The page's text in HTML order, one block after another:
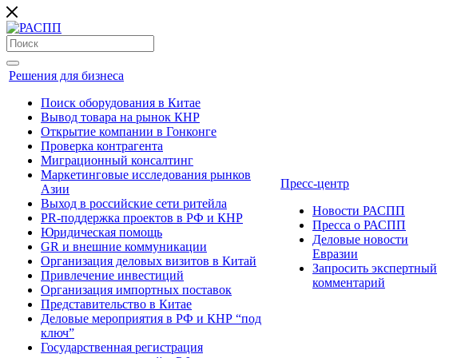
Решения для бизнеса
Поиск оборудования в Китае
Вывод товара на рынок КНР
Открытие компании в Гонконге
Проверка контрагента
Миграционный консалтинг
Маркетинговые исследования рынков
Азии
Выход в российские сети ритейла
PR-поддержка проектов в РФ и КНР
Юридическая помощь
GR и внешние коммуникации
Организация деловых визитов в Китай
Привлечение инвестиций
Организация импортных поставок
Представительство в Китае
Деловые мероприятия в РФ и КНР “под
ключ”
Государственная регистрация
Пресс-центр
Новости РАСПП
Пресса о РАСПП
Деловые новости
Евразии
Запросить экспертный
комментарий